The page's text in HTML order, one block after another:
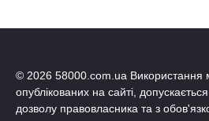
© 2026 58000.com.ua Використання
опублікованих на сайті,
дозволу правовласника та з